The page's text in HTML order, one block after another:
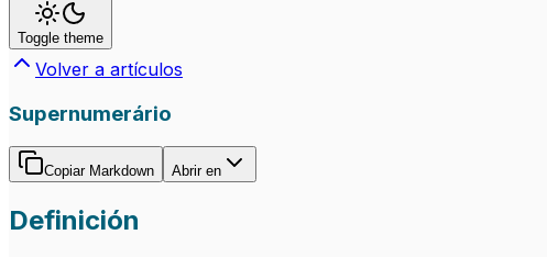
Toggle theme
Volver a artículos
Supernumerário
Copiar Markdown Abrir en
Definición